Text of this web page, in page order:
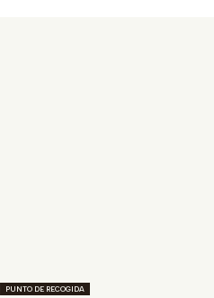
PUNTO DE RECOGIDA